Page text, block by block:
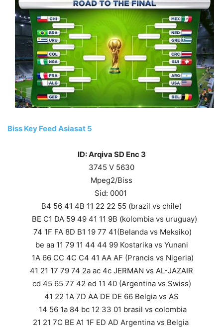
Biss Key Feed Asiasat 5
ID: Arqiva SD Enc 3
3745 V 5630
Mpeg2/Biss
Sid: 0001
B4 56 41 4B 11 22 22 55 (brazil vs chile)
BE C1 DA 59 49 41 11 9B (kolombia vs uruguay)
74 1F FA 8D B1 19 77 41(Belanda vs Meksiko)
be aa 11 79 11 44 44 99 Kostarika vs Yunani
1A 66 CC 4C C4 41 AA AF (Prancis vs Nigeria)
41 21 17 79 74 2a ac 4c JERMAN vs AL-JAZAIR
cd 45 65 77 42 ed 11 40 (Argentina vs Swiss)
41 22 1A 7D AA DE DE 66 Belgia vs AS
14 56 1a 84 bc 12 33 01 brasil vs colombia
21 21 7C BE A1 1F ED AD Argentina vs Belgia